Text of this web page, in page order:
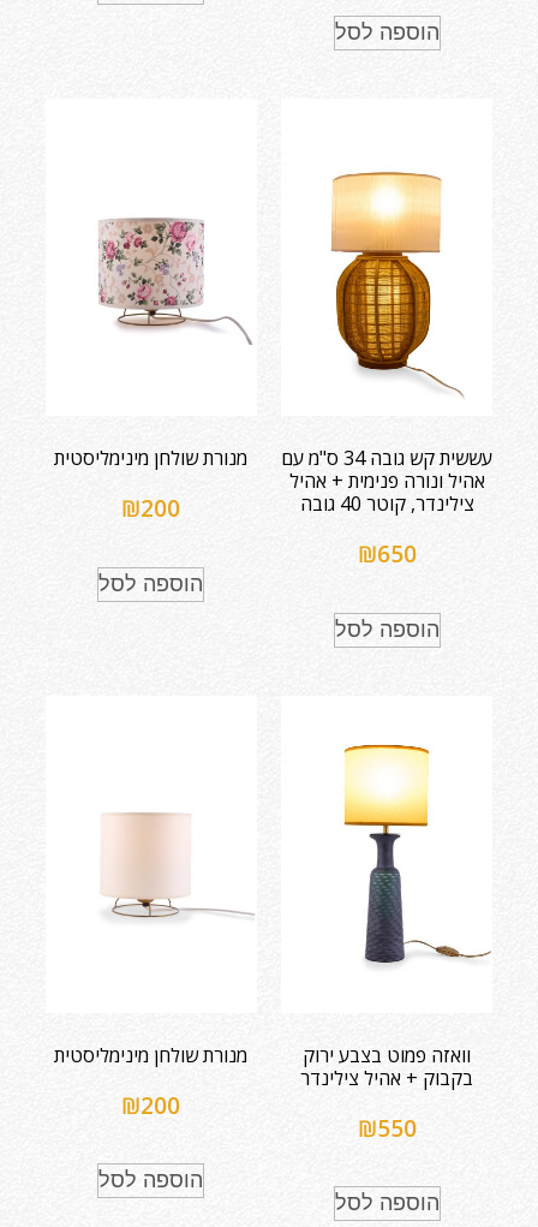
הוספה לסל
עששית קש גובה 34 ס"מ עם
אהיל ונורה פנימית + אהיל
צילינדר, קוטר 40 גובה
₪650
הוספה לסל
מנורת שולחן מינימליסטית
₪200
הוספה לסל
וואזה פמוט בצבע ירוק
בקבוק + אהיל צילינדר
₪550
הוספה לסל
מנורת שולחן מינימליסטית
₪200
הוספה לסל